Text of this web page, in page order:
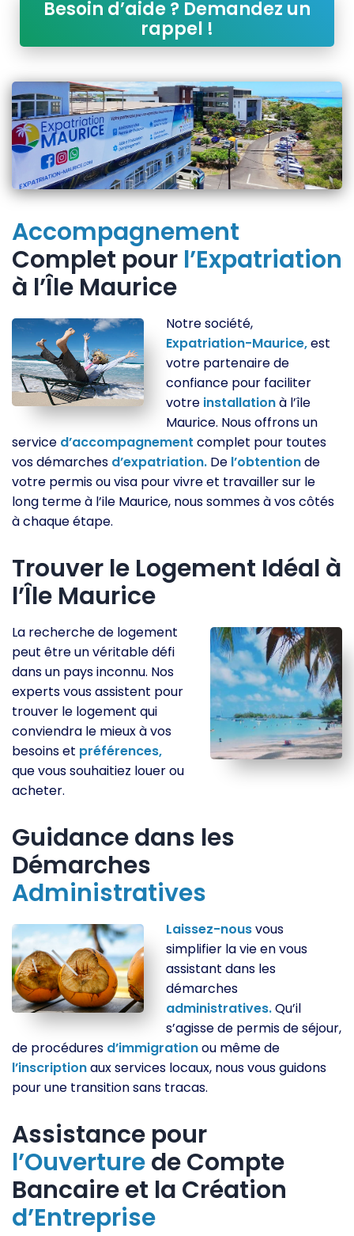
Besoin d’aide ? Demandez un
rappel !
Accompagnement
Complet pour l’Expatriation
à l’Île Maurice
Notre société,
Expatriation-Maurice,est
votre partenaire de
confiance pour faciliter
votre installationà l’île
Maurice. Nous offrons un
service d’accompagnement complet pour toutes
vos démarches d’expatriation. De l’obtentionde
votre permis ou visa pour vivre et travailler sur le
long terme à l’ile Maurice, nous sommes à vos côtés
à chaque étape.
Trouver le Logement Idéal à
l’Île Maurice
La recherche de logement
peut être un véritable défi
dans un pays inconnu. Nos
experts vous assistent pour
trouver le logement qui
conviendra le mieux à vos
besoins et préférences,
que vous souhaitiez louer ou
acheter.
Guidance dans les
Démarches
Administratives
Laissez-nousvous
simplifier la vie en vous
assistant dans les
démarches
administratives.Qu’il
s’agisse de permis de séjour,
de procédures d’immigrationou même de
l’inscriptionaux services locaux, nous vous guidons
pour une transition sans tracas.
Assistance pour
l’Ouverturede Compte
Bancaire et la Création
d’Entreprise